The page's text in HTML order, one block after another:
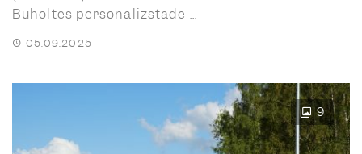
Buholtes personālizstāde ...
05.09.2025
9